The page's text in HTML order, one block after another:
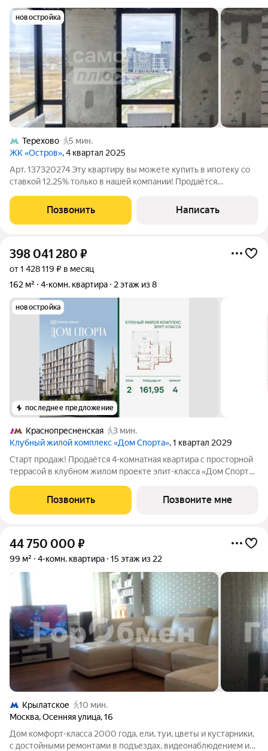
новостройка
Терехово
5 мин.
ЖК «Остров», 4 квартал 2025
Арт. 137320274 Эту квартиру вы можете купить в ипотеку со
ставкой 12,25% только в нашей компании! Продаётся
«Остров»! Адрес: квартал «Остров 6», корпус 6, секция 2.
Общая площадь: 66,2 м. Год
Позвонить Написать
398 041 280 ₽
от 1 428 119 ₽ в месяц
162 м²
4-комн. квартира 2 этаж из 8
новостройка
последнее предложение
Краснопресненская
3 мин.
Клубный жилой комплекс «Дом Спорта», 1 квартал 2029
Старт продаж! Продаётся 4-комнатная квартира с просторной
террасой в клубном жилом проекте элит-класса «Дом Спорта»
безупречный комфорт. Эта квартира больше, чем просто
квадратные метры.
Позвонить Позвоните мне
44 750 000 ₽
99 м² 4-комн. квартира 15 этаж из 22
Крылатское
10 мин.
Москва,Осенняя улица,16
Дом комфорт-класса 2000 года, ели, туи, цветы и кустарники,
с достойными ремонтами в подъездах, видеонаблюдением и